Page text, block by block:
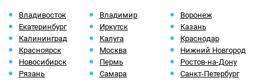
Владивосток Владимир
Воронеж
Екатеринбург
Иркутск
Казань
Калининград
Калуга
Краснодар
Красноярск
Москва
Нижний Новгород
Новосибирск
Пермь
Ростов-на-Дону
Рязань
Самара Санкт-Петербург